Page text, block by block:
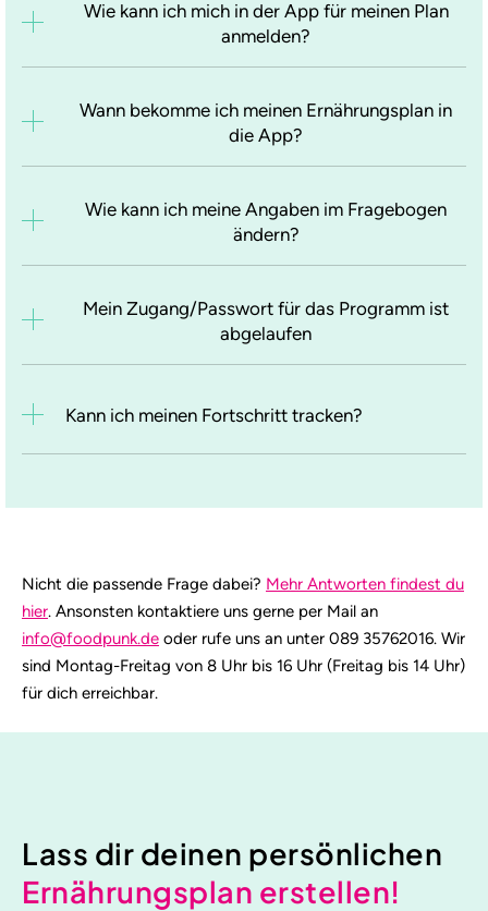
Wie kann ich mich in der App für meinen Plan
anmelden?
Wann bekomme ich meinen Ernährungsplan in
die App?
Wie kann ich meine Angaben im Fragebogen
ändern?
Mein Zugang/Passwort für das Programm ist
abgelaufen
Kann ich meinen Fortschritt tracken?
Nicht die passende Frage dabei? Mehr Antworten findest du
hier. Ansonsten kontaktiere uns gerne per Mail an
info@foodpunk.de oder rufe uns an unter 089 35762016. Wir
sind Montag-Freitag von 8 Uhr bis 16 Uhr (Freitag bis 14 Uhr)
für dich erreichbar.
Lass dir deinen persönlichen
Ernährungsplan erstellen!